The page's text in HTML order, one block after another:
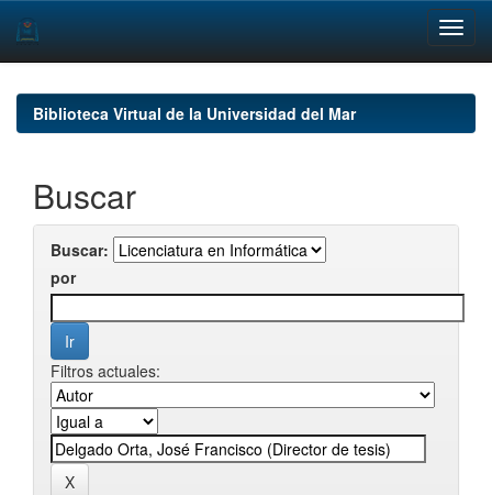
navigationBiblioteca Virtual de la Universidad del Mar
Buscar
Buscar:
por
Filtros actuales: